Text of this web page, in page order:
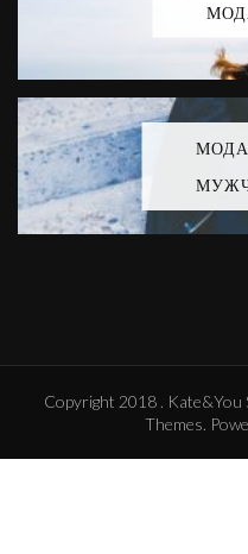
Copyright 2018 . Kate&You
Themes.